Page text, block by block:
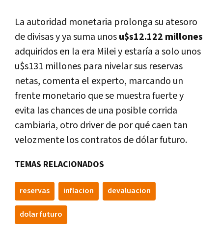
La autoridad monetaria prolonga su atesoro
de divisas y ya suma unosu$s12.122 millones
adquiridos en la era Milei y estaría a solo unos
u$s131 millones para nivelar sus reservas
netas, comenta el experto, marcando un
frente monetario que se muestra fuerte y
evita las chances de una posible corrida
cambiaria, otro driver de por qué caen tan
velozmente los contratos de dólar futuro.
TEMAS RELACIONADOS
reservas inflacion devaluacion
dolar futuro